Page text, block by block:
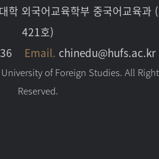
학 외국어교육학부 중국어교육과
421호)
Email. chinedu@hufs.ac.kr
of Foreign Studies. All
Reserved.